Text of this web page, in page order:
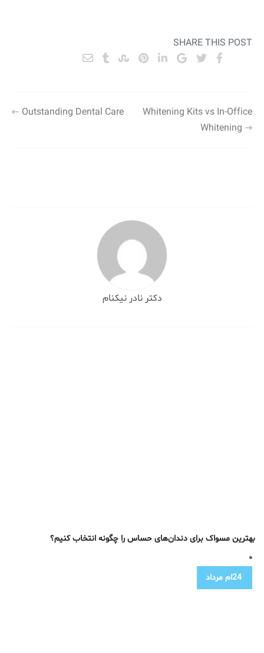
SHARE THIS POST
راهبری
Outstanding Dental Care
Whitening Kits vs In-Office
Whitening
دکتر نادر نیکنام
بهترین مسواک برای دندان‌های حساس را چگونه انتخاب کنیم؟
24ام مرداد